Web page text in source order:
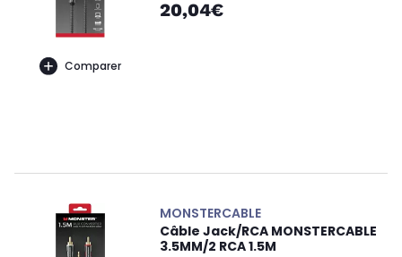
Comparer
20,04€
MONSTERCABLE
Câble Jack/RCA MONSTERCABLE
3.5MM/2 RCA 1.5M